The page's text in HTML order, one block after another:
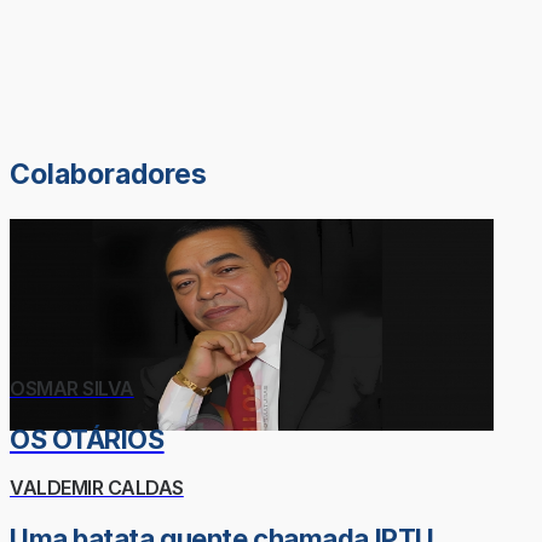
Colaboradores
OSMAR SILVA
OS OTÁRIOS
VALDEMIR CALDAS